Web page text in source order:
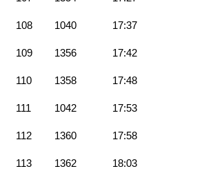
108 1040 17:37
109 1356 17:42
110 1358 17:48
111 1042 17:53
112 1360 17:58
113 1362 18:03